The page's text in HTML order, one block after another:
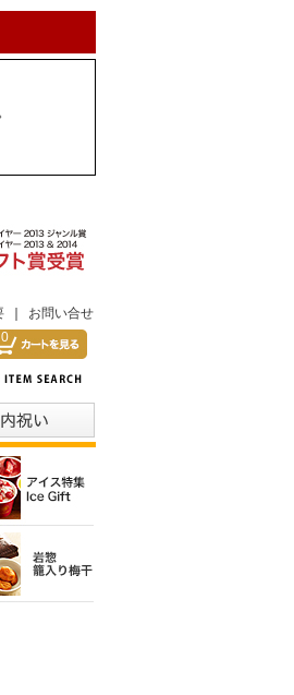
お問い合せ
0